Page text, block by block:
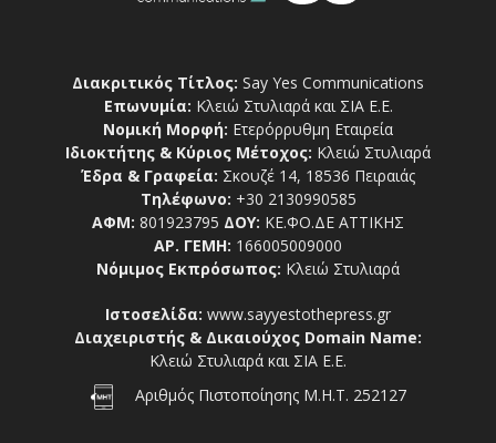
Διακριτικός Τίτλος: Say Yes Communications
Επωνυμία: Κλειώ Στυλιαρά και ΣΙΑ Ε.Ε.
Νομική Μορφή: Ετερόρρυθμη Εταιρεία
Ιδιοκτήτης & Κύριος Μέτοχος: Κλειώ Στυλιαρά
Έδρα & Γραφεία: Σκουζέ 14, 18536 Πειραιάς
Τηλέφωνο: +30 2130990585
ΑΦΜ: 801923795 ΔΟΥ: ΚΕ.ΦΟ.ΔΕ ΑΤΤΙΚΗΣ
ΑΡ. ΓΕΜΗ: 166005009000
Νόμιμος Εκπρόσωπος: Κλειώ Στυλιαρά
Ιστοσελίδα: www.sayyestothepress.gr
Διαχειριστής & Δικαιούχος Domain Name:
Κλειώ Στυλιαρά και ΣΙΑ Ε.Ε.
Αριθμός Πιστοποίησης Μ.Η.Τ. 252127